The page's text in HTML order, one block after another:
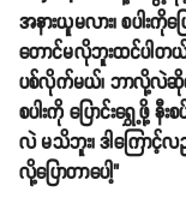
အနားယူမလား၊ စပါးကိုပ
တောင်မလိုဘူးထင်ပါတယ်၊
ပစ်လိုက်မယ်၊ ဘာလို့လဲဆို
စပါးကို ပြောင်းရွှေ့
လဲ မသိဘူး၊ ဒါကြောင့်
လို့ပြောတာပေါ့"